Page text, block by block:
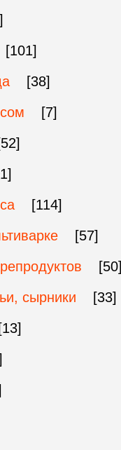
[101]
[38]
[7]
[114]
[57]
[50]
сырники
[33]
[13]